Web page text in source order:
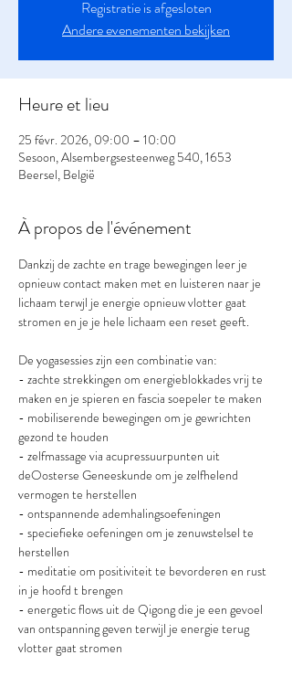
Registratie is afgesloten
Andere evenementen bekijken
Heure et lieu
25 févr. 2026, 09:00 – 10:00
Sesoon, Alsembergsesteenweg 540, 1653
Beersel, België
À propos de l'événement
Dankzij de zachte en trage bewegingen leer je
opnieuw contact maken met en luisteren naar je
lichaam terwjl je energie opnieuw vlotter gaat
stromen en je je hele lichaam een reset geeft.
De yogasessies zijn een combinatie van:
- zachte strekkingen om energieblokkades vrij te
maken en je spieren en fascia soepeler te maken
- mobiliserende bewegingen om je gewrichten
gezond te houden
- zelfmassage via acupressuurpunten uit
deOosterse Geneeskunde om je zelfhelend
vermogen te herstellen
- ontspannende ademhalingsoefeningen
- speciefieke oefeningen om je zenuwstelsel te
herstellen
- meditatie om positiviteit te bevorderen en rust
in je hoofd t brengen
- energetic flows uit de Qigong die je een gevoel
van ontspanning geven terwijl je energie terug
vlotter gaat stromen